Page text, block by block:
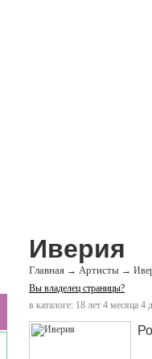
Иверия
Главная → Артисты →
Вы владелец страницы?
в каталоге: 18 лет 4 месяца 4